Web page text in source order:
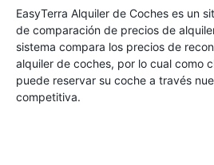
EasyTerra Alquiler de Coches es un
de comparación de precios de
sistema compara los precios de
alquiler de coches, por lo cual como
puede reservar su coche a través
competitiva.